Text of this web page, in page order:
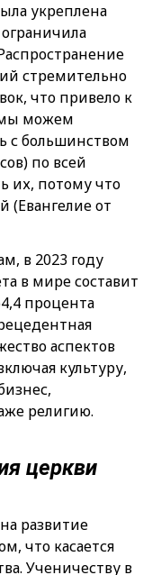
укреплена
стремительно
что привело к
мы можем
с большинством
по всей
их, потому что
от
в 2023 году
в мире составит
процента
аспектов
культуру,
религию.
церкви
развитие
что касается
Ученичеству в